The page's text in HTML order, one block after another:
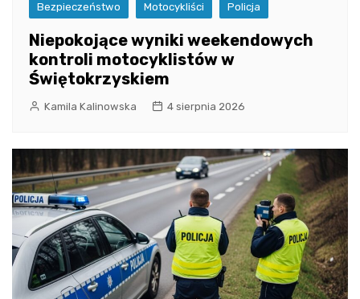
Bezpieczeństwo Motocykliści Policja
Niepokojące wyniki weekendowych
kontroli motocyklistów w
Świętokrzyskiem
Kamila Kalinowska 4 sierpnia 2026